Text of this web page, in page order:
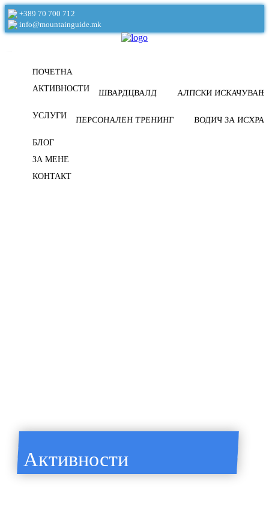
+389 70 700 712
info@mountainguide.mk
ПОЧЕТНА
АКТИВНОСТИ
ШВАРДЦВАЛД АЛПСКИ
УСЛУГИ ПЕРСОНАЛЕН ТРЕНИНГ ВОДИЧ ЗА
БЛОГ
ЗА МЕНЕ
КОНТАКТ
Активности